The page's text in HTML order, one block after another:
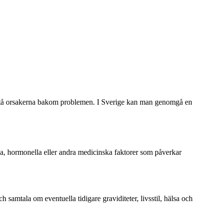
bakom problemen. I Sverige kan man genomgå en
hormonella eller andra medicinska faktorer som påverkar
samtala om eventuella tidigare graviditeter, livsstil, hälsa och